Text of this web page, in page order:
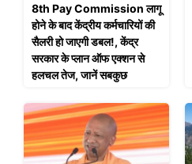
8th Pay Commission लागू
होने के बाद केंद्रीय कर्मचारियों की
सैलरी हो जाएगी डबल!, केंद्र
सरकार के प्लान ऑफ एक्शन से
हलचल तेज, जानें सबकुछ